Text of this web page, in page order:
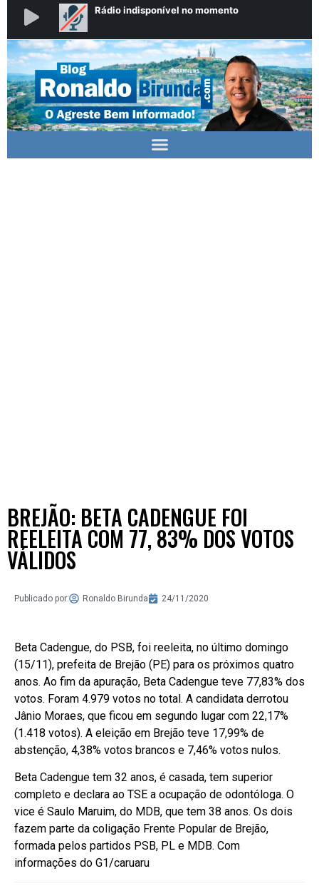
BREJÃO: BETA CADENGUE FOI
REELEITA COM 77, 83% DOS VOTOS
VÁLIDOS
Publicado por: Ronaldo Birunda 24/11/2020
Beta Cadengue, do PSB, foi reeleita, no último domingo
(15/11), prefeita de Brejão (PE) para os próximos quatro
anos. Ao fim da apuração, Beta Cadengue teve 77,83% dos
votos. Foram 4.979 votos no total. A candidata derrotou
Jânio Moraes, que ficou em segundo lugar com 22,17%
(1.418 votos). A eleição em Brejão teve 17,99% de
abstenção, 4,38% votos brancos e 7,46% votos nulos.
Beta Cadengue tem 32 anos, é casada, tem superior
completo e declara ao TSE a ocupação de odontóloga. O
vice é Saulo Maruim, do MDB, que tem 38 anos. Os dois
fazem parte da coligação Frente Popular de Brejão,
formada pelos partidos PSB, PL e MDB. Com
informações do G1/caruaru